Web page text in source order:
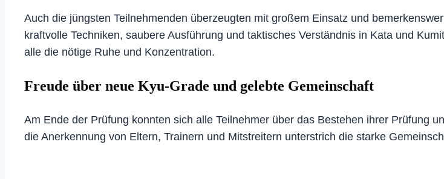
Auch die jüngsten Teilnehmenden überzeugten mit großem Einsatz und
kraftvolle Techniken, saubere Ausführung und taktisches Verständnis in Kata und
alle die nötige Ruhe und Konzentration.
Freude über neue Kyu-Grade und gelebte Gemeinschaft
Am Ende der Prüfung konnten sich alle Teilnehmer über das Bestehen ihrer Prüfung
die Anerkennung von Eltern, Trainern und Mitstreitern unterstrich die starke